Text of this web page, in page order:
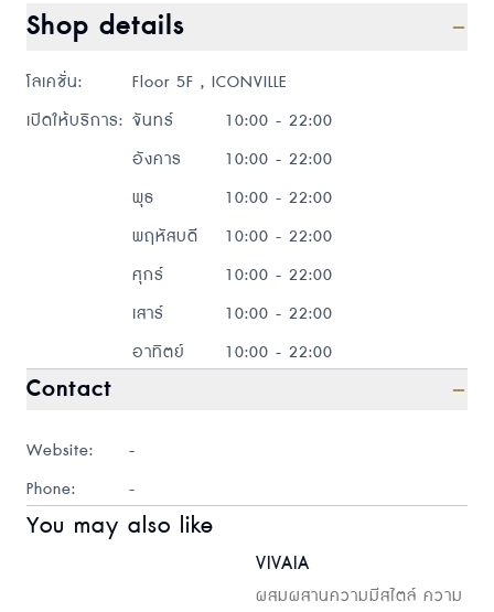
Shop details
โลเคชั่น:
Floor 5F , ICONVILLE
เปิดให้บริการ: จันทร์
10:00 - 22:00
อังคาร
10:00 - 22:00
พุธ
10:00 - 22:00
พฤหัสบดี
10:00 - 22:00
ศุกร์
10:00 - 22:00
เสาร์
10:00 - 22:00
อาทิตย์
10:00 - 22:00
Contact
Website:
-
Phone:
-
You may also like
VIVAIA
ผสมผสานความมีสไตล์ ความ